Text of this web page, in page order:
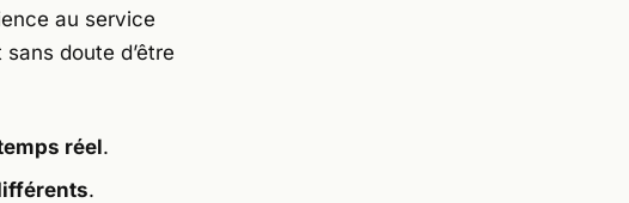
au service
doute d’être
réel.
.